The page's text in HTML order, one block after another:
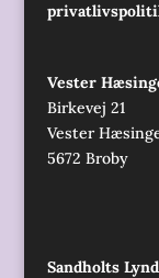
Vester
Birkevej 21
Vester
5672 Broby
Sandholts